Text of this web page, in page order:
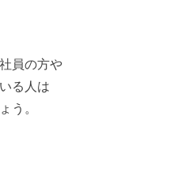
員の方や
る人は
う。